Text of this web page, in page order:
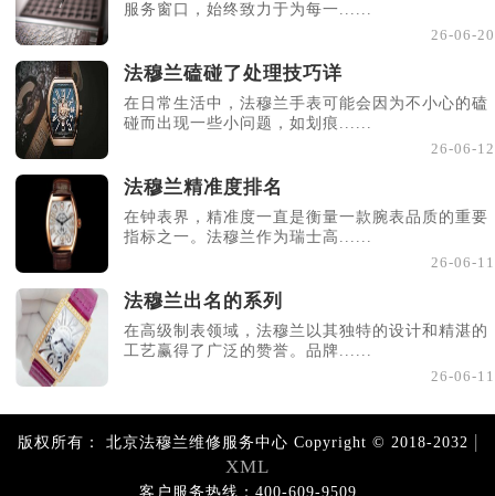
服务窗口，始终致力于为每一......
26-06-20
法穆兰磕碰了处理技巧详
在日常生活中，法穆兰手表可能会因为不小心的磕
碰而出现一些小问题，如划痕......
26-06-12
法穆兰精准度排名
在钟表界，精准度一直是衡量一款腕表品质的重要
指标之一。法穆兰作为瑞士高......
26-06-11
法穆兰出名的系列
在高级制表领域，法穆兰以其独特的设计和精湛的
工艺赢得了广泛的赞誉。品牌......
26-06-11
版权所有： 北京法穆兰维修服务中心 Copyright © 2018-2032
XML
客户服务热线：400-609-9509